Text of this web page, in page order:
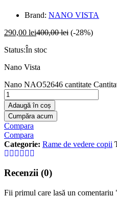
Brand: NANO VISTA
290,00 lei400,00lei (-28%)
Status:În stoc
Nano Vista
Nano NAO52646 cantitate
Adaugă în coș
Cumpăra acum
Compara
Compara
Categorie: Rame de vedere copii
Recenzii (0)
Fii primul care lasă un